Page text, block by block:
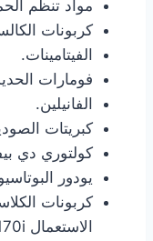
مواد تنظم
كربونات
الفيتامينات.
فومارات
الفانيلين.
كبريتات
كولتوري دي
يودور
كربونات
الاستعمال e170i).